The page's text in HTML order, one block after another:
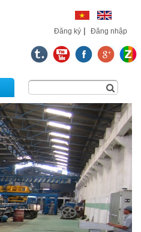
Đăng ký | Đăng nhập